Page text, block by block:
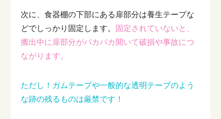
次に、食器棚の下部にある扉部分は養生テープな
どでしっかり固定します。 固定されていないと、
搬出中に扉部分がパカパカ開いて破損や事故につ
ながります。
ただし！ガムテープや一般的な透明テープのよう
な跡の残るものは厳禁です！